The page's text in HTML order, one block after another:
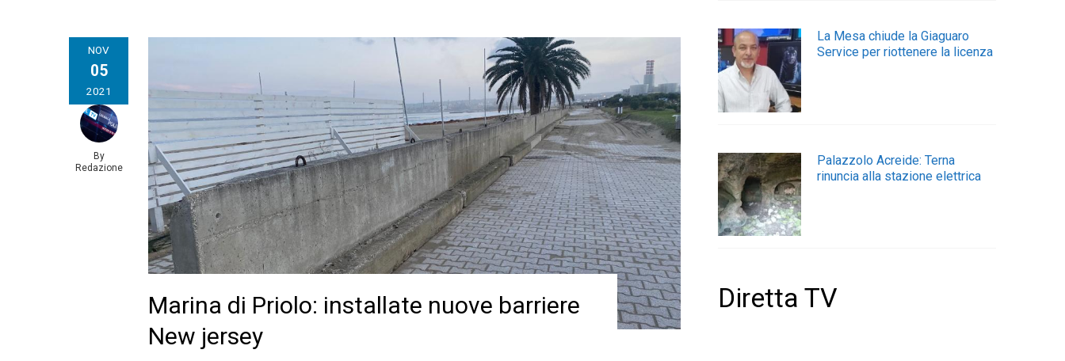
NOV
05
2021
By
Redazione
Marina di Priolo: installate nuove barriere
New jersey
La Mesa chiude la Giaguaro
Service per riottenere la licenza
Palazzolo Acreide: Terna
rinuncia alla stazione elettrica
Diretta TV